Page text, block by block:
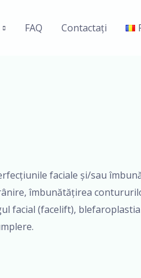
FAQ Contactați
faciale și/sau
îmbunătățirea
facial (facelift),